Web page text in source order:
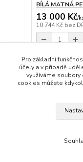
BÍLÁ MATNÁ
13 000 Kč/
10 744 Kč bez
Pro základní
účely a v případě
využíváme
cookies můžete